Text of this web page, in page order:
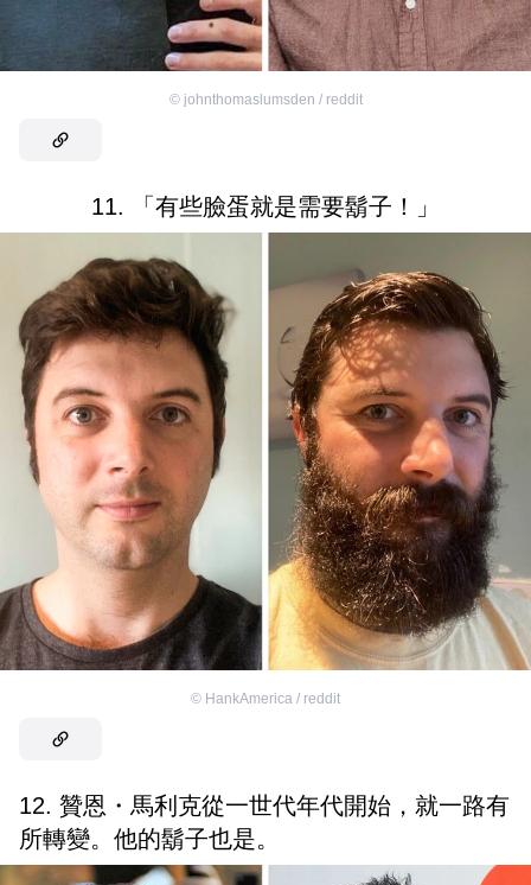
© johnthomaslumsden / reddit
11. 「有些臉蛋就是需要鬍子！」
© HankAmerica / reddit
12. 贊恩・馬利克從一世代年代開始，就一路有
所轉變。他的鬍子也是。